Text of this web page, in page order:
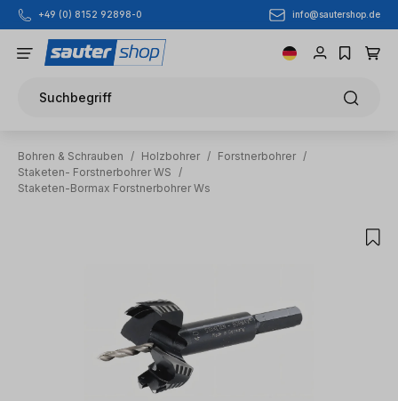
Zum Hauptinhalt springen
+49 (0) 8152 92898-0 info@sautershop.de
Suchbegriff
Bohren & Schrauben / Holzbohrer / Forstnerbohrer /
Staketen- Forstnerbohrer WS
/
Staketen-Bormax Forstnerbohrer Ws